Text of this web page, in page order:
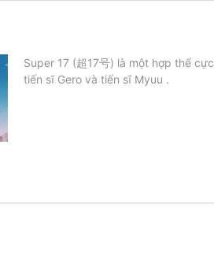
Super 17 (超17号) là một hợp thể
tiến sĩ Gero và tiến sĩ Myuu .